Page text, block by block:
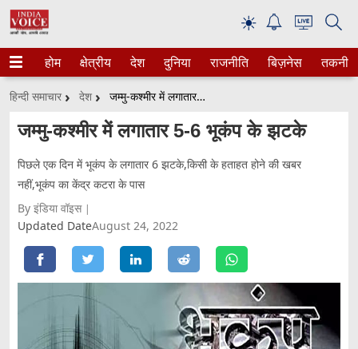
☀
होम क्षेत्रीय देश दुनिया राजनीति बिज़नेस तकनीक
हिन्दी समाचार देश जम्मु-कश्मीर में लगातार 5-6 भूकंप के झटके
जम्मु-कश्मीर में लगातार 5-6 भूकंप के झटके
पिछले एक दिन में भूकंप के लगातार 6 झटके,किसी के हताहत होने की खबर
नहीं,भूकंप का केंद्र कटरा के पास
By इंडिया वॉइस
Updated DateAugust 24, 2022